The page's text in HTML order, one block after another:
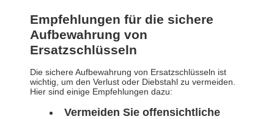
Empfehlungen für die sichere
Aufbewahrung von
Ersatzschlüsseln
Die sichere Aufbewahrung von Ersatzschlüsseln ist
wichtig, um den Verlust oder Diebstahl zu vermeiden.
Hier sind einige Empfehlungen dazu:
Vermeiden Sie offensichtliche